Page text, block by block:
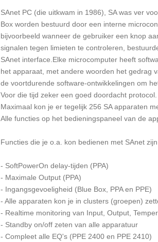
SAnet PC (die uitkwam in 1986), SA was ver
Box worden bestuurd door een interne
bijvoorbeeld wanneer de gebruiker een knop
signalen tegen limieten te controleren,
SAnet interface.Elke microcomputer heeft
het apparaat, met andere woorden het gedrag
de voortdurende software-ontwikkelingen om
Voor die tijd zeker een goed doordacht protocol.
Maximaal kon je er tegelijk 256 SA apparaten
Alle functies op het bedieningspaneel van de
Functies die je o.a. kon bedienen met SAnet
- SoftPowerOn delay-tijden (PPA)
- Maximale Output (PPA)
- Ingangsgevoeligheid (Blue Box, PPA en PPE)
- Alle apparaten kon je in clusters (groepen)
- Realtime monitoring van Input, Output,
- Standby on/off zeten van alle apparatuur
- Compleet alle EQ's (PPE 2400 en PPE 2410)